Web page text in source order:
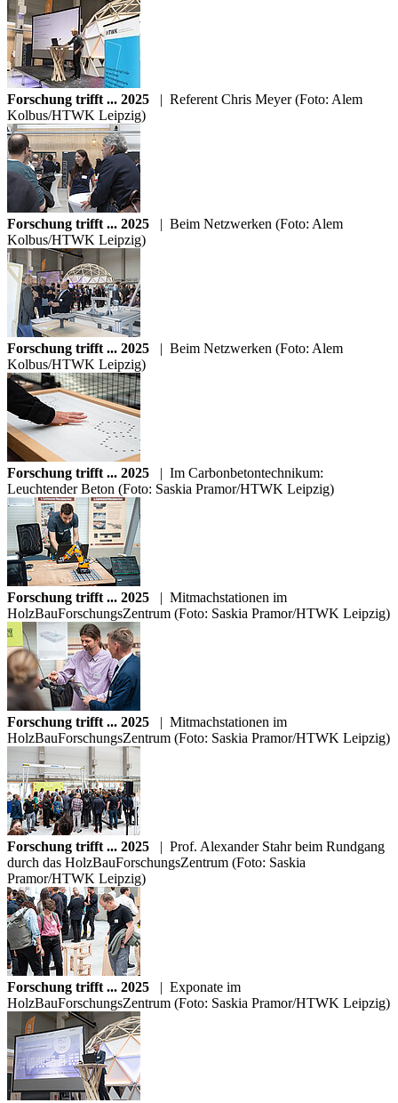
Forschung trifft ... 2025 | Referent Chris Meyer (Foto: Alem
Kolbus/HTWK Leipzig)
Forschung trifft ... 2025 | Beim Netzwerken (Foto: Alem
Kolbus/HTWK Leipzig)
Forschung trifft ... 2025 | Beim Netzwerken (Foto: Alem
Kolbus/HTWK Leipzig)
Forschung trifft ... 2025 | Im Carbonbetontechnikum:
Leuchtender Beton (Foto: Saskia Pramor/HTWK Leipzig)
Forschung trifft ... 2025 | Mitmachstationen im
HolzBauForschungsZentrum (Foto: Saskia Pramor/HTWK Leipzig)
Forschung trifft ... 2025 | Mitmachstationen im
HolzBauForschungsZentrum (Foto: Saskia Pramor/HTWK Leipzig)
Forschung trifft ... 2025 | Prof. Alexander Stahr beim Rundgang
durch das HolzBauForschungsZentrum (Foto: Saskia
Pramor/HTWK Leipzig)
Forschung trifft ... 2025 | Exponate im
HolzBauForschungsZentrum (Foto: Saskia Pramor/HTWK Leipzig)